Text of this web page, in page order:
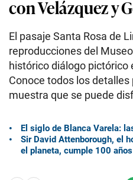
con Velázquez y
El pasaje Santa Rosa de
reproducciones del
histórico diálogo pictórico
Conoce todos los
muestra que se puede
El siglo de Blanca Varela:
Sir David Attenborough, el
el planeta, cumple 100 años